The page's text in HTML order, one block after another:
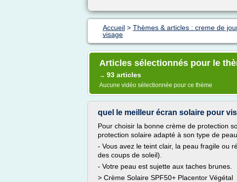
Accueil > Thèmes & articles : creme de
visage
Articles sélectionnés pour le
→ 93 articles
Aucune vidéo sélectionnée pour ce thème
quel le meilleur écran solaire pour
Pour choisir la bonne crème de protection
protection solaire adapté à son type de
- Vous avez le teint clair, la peau fragile ou
des coups de soleil).
- Votre peau est sujette aux taches brunes.
> Crème Solaire SPF50+ Placentor Végétal